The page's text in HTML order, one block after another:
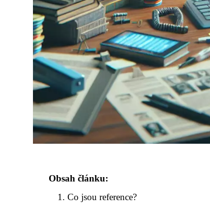
Obsah článku:
Co jsou reference?